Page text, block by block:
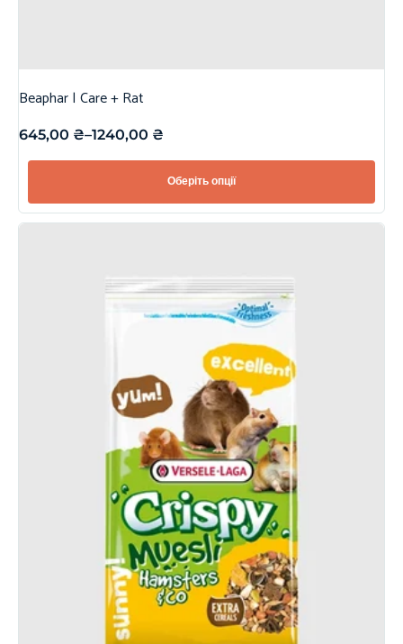
Beaphar | Care + Rat
645,00 ₴–1240,00 ₴
Оберіть опції